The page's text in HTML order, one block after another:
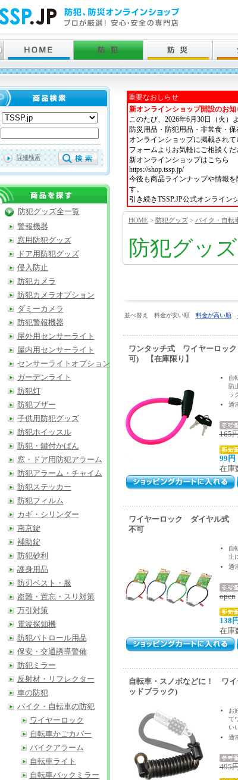
重要なおしらせ
新オンラインショップ開設のお知
このたび、2026年6月30日（火）
防災用品・防犯用品・非常食・
オンラインショップに掲載され
フォームよりお気軽にご相談くだ
新オンラインショップはこちら
https://shop.tssp.jp/
今後も商品ラインナップや情報
す。
引き続きTSSP.JP公式オンライン
HOME > 防犯グッズ> バイク・自転
防犯グッズ
並べ替え 料金が安い順 料金が高い順
ワンタッチ式 ワイヤーロッ
可) 【在庫限り】
自
防
ッ
通
165
99円
在庫
ワイヤーロック ダイヤル式
不可
自
止
通
open
138
在庫
自転車・スノボなどに！ ワイ
ッドブラック)
お
て
い
通
495
詳細検索
防犯グッズ全一覧
警報機器
窓用防犯グッズ
ドア用防犯グッズ
侵入防止
防犯カメラ
防犯カメラオプション
ダミーカメラ
防犯警報機器
屋外用センサーライト
屋内用センサーライト
センサーライトオプション
ガーデンライト
防犯灯
防犯ブザー
子供用防犯グッズ
防犯ホイッスル
防犯・鍵付かばん
窓・ドア用防犯アラーム
防犯アラーム・チャイム
防犯ステッカー
防犯フィルム
カギ・シリンダー
南京錠
補助錠
防犯砂利
護身用品
防刃ベスト・服
盗難・置忘・スリ対策
万引対策
電波探知機
防犯パトロール用品
保安・交通誘導警備
防犯ミラー
反射材・リフレクター
車の防犯
バイク・自転車の防犯
ワイヤーロック
自転車かごカバー
バイクアラーム
自転車ライト
自転車バックミラー